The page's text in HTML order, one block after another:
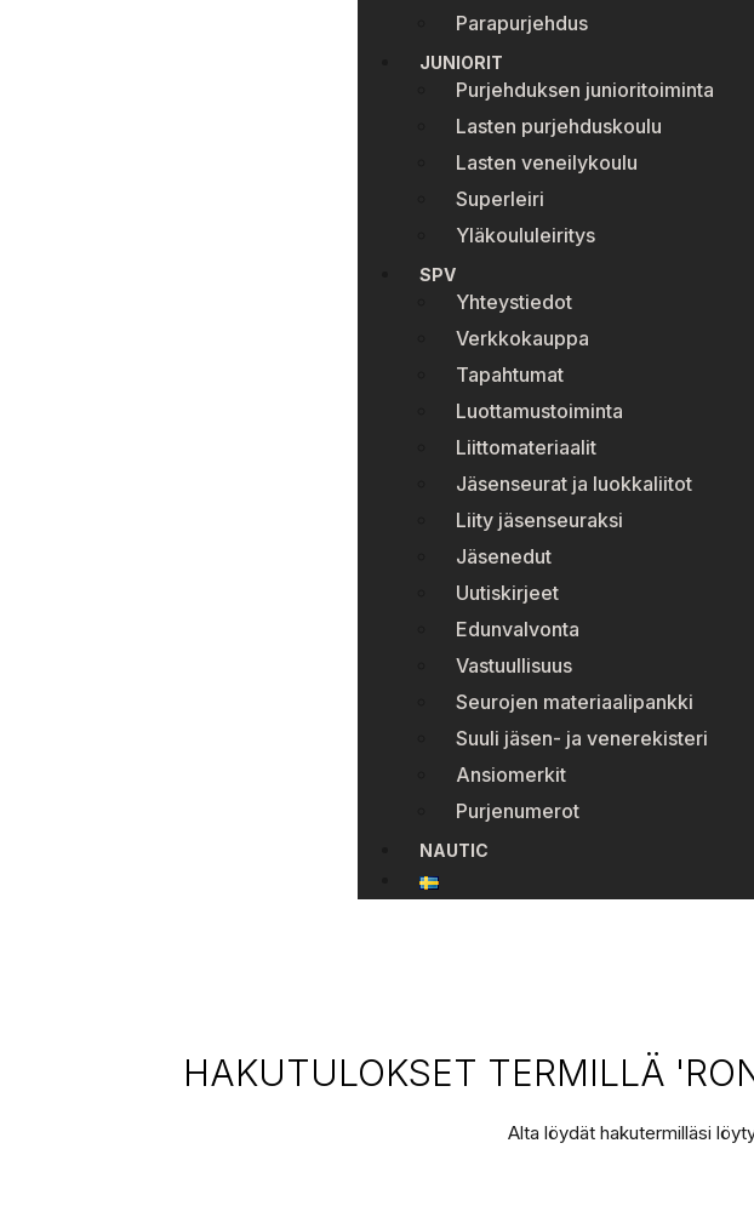
Parapurjehdus
JUNIORIT
Purjehduksen junioritoiminta
Lasten purjehduskoulu
Lasten veneilykoulu
Superleiri
Yläkoululeiritys
SPV
Yhteystiedot
Verkkokauppa
Tapahtumat
Luottamustoiminta
Liittomateriaalit
Jäsenseurat ja luokkaliitot
Liity jäsenseuraksi
Jäsenedut
Uutiskirjeet
Edunvalvonta
Vastuullisuus
Seurojen materiaalipankki
Suuli jäsen- ja venerekisteri
Ansiomerkit
Purjenumerot
NAUTIC
HAKUTULOKSET TERMILLÄ
Alta löydät hakutermilläsi